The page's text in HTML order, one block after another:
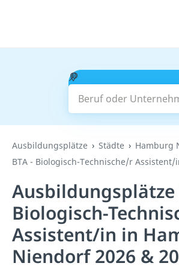
Beruf oder
Suchen
Ausbildungsplätze Städte
Hamburg
BTA - Biologisch-Technische/r Assistent/
Ausbildungsplätze
Biologisch-
Assistent/in in
Niendorf 2026 &